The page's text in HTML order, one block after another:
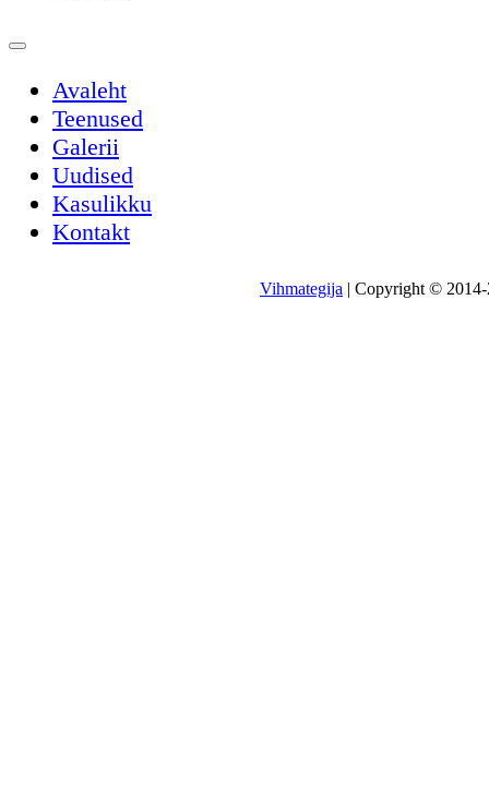
Avaleht
Teenused
Galerii
Uudised
Kasulikku
Kontakt
Vihmategija | Copyright ©